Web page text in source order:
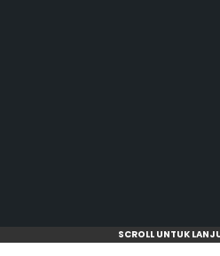
SCROLL UNTUK